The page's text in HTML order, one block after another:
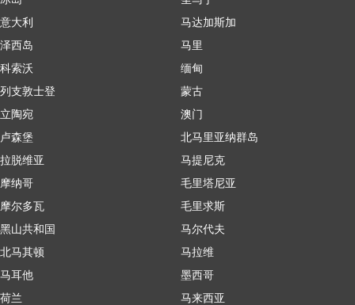
意大利
泽西岛
科索沃
列支敦士登
立陶宛
卢森堡
拉脱维亚
摩纳哥
摩尔多瓦
黑山共和国
北马其顿
马耳他
荷兰
马达加斯加
马里
缅甸
蒙古
澳门
北马里亚纳群岛
马提尼克
毛里塔尼亚
毛里求斯
马尔代夫
马拉维
墨西哥
马来西亚